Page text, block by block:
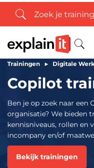
Trainingen ▸ Digitale
Copilot
Ben je op zoek naar een
organisatie? We bieden
kennisniveaus, rollen en
incompany en/of
Bekijk trainingen